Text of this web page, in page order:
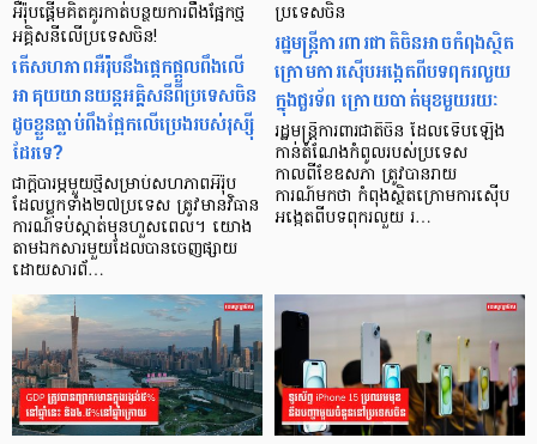
អឺរ៉ុបផ្តើមគិតគូរកាត់បន្ថយការពឹងផ្អែកថ្ម
អគ្គិសនីលើប្រទេសចិន!
តើសហភាពអឺរ៉ុបនឹងផ្តេកផ្តួលពឹងលើ
អាគុយយានយន្ដអគ្គិសនីពីប្រទេសចិន
ដូចខ្លួនធ្លាប់ពឹងផ្អែកលើប្រេងរបស់រុស្ស៊ី
ដែរទេ?
ជាក្តីបារម្ភមួយថ្មីសម្រាប់សហភាពអឺរ៉ុប
ដែលប្លុកទាំង២៧ប្រទេស ត្រូវមានវិធាន
ការណ៍ទប់ស្កាត់មុនហួសពេល។ យោង
តាមឯកសារមួយដែលបានចេញផ្សាយ
ដោយសារព័…
ប្រទេសចិន
រដ្ឋមន្ត្រីការពារជាតិចិនអាចកំពុងស្ថិត
ក្រោមការស៊ើបអង្កេតពីបទពុករលួយ
ក្នុងជួរទ័ព ក្រោយបាត់មុខមួយរយៈ
រដ្ឋមន្ត្រីការពារជាតិចិន ដែលទើបឡើង
កាន់តំណែងកំពូលរបស់ប្រទេស
កាលពីខែឧសភា ត្រូវបានរាយ
ការណ៍មកថា កំពុងស្ថិតក្រោមការស៊ើប
អង្កេតពីបទពុករលួយ រ…